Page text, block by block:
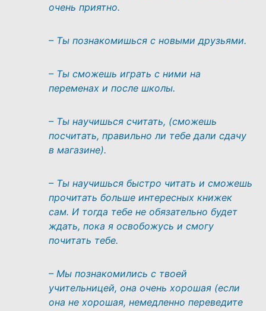
очень приятно.
– Ты познакомишься с новыми друзьями.
– Ты сможешь играть с ними на
переменах и после школы.
– Ты научишься считать, (сможешь
посчитать, правильно ли тебе дали сдачу
в магазине).
– Ты научишься быстро читать и сможешь
прочитать больше интересных книжек
сам. И тогда тебе не обязательно будет
ждать, пока я освобожусь и смогу
почитать тебе.
– Мы познакомились с твоей
учительницей, она очень хорошая (если
она не хорошая, немедленно переведите